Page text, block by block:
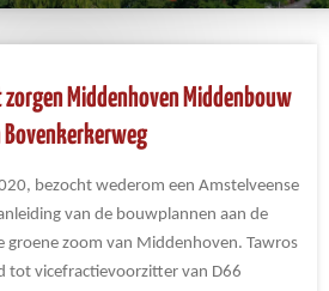
Middenhoven Middenbouw
bezocht wederom een Amstelveense
van de bouwplannen aan de
groene zoom van Middenhoven. Tawros
tot vicefractievoorzitter van D66